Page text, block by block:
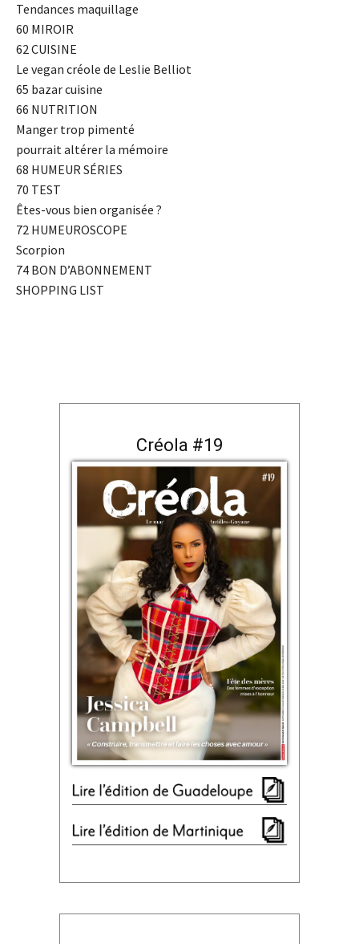
Tendances maquillage
60 MIROIR
62 CUISINE
Le vegan créole de Leslie Belliot
65 bazar cuisine
66 NUTRITION
Manger trop pimenté
pourrait altérer la mémoire
68 HUMEUR SÉRIES
70 TEST
Êtes-vous bien organisée ?
72 HUMEUROSCOPE
Scorpion
74 BON D’ABONNEMENT
SHOPPING LIST
Créola #19